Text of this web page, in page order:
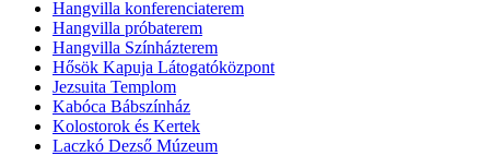
Hangvilla konferenciaterem
Hangvilla próbaterem
Hangvilla Színházterem
Hősök Kapuja Látogatóközpont
Jezsuita Templom
Kabóca Bábszínház
Kolostorok és Kertek
Laczkó Dezső Múzeum